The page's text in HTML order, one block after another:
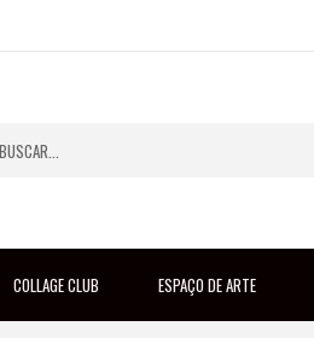
COLLAGE CLUB ESPAÇO DE ARTE